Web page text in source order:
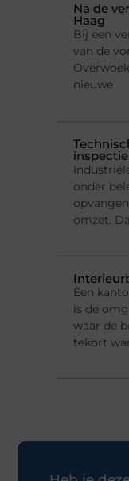
Na de
Haag
Bij een
van de
nieuwe
onder
omzet.
Een
is de
waar de
tekort